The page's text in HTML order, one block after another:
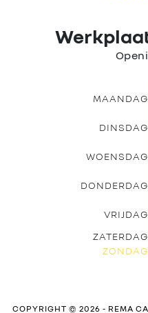
MAANDAG
DINSDAG
WOENSDAG
DONDERDAG
VRIJDAG
ZATERDAG
ZONDAG
COPYRIGHT © 2026 - REMA